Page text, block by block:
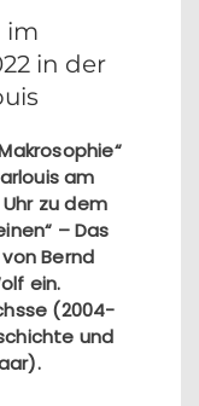
im
in der
am
Uhr zu dem
– Das
Bernd
ein.
(2004-
und